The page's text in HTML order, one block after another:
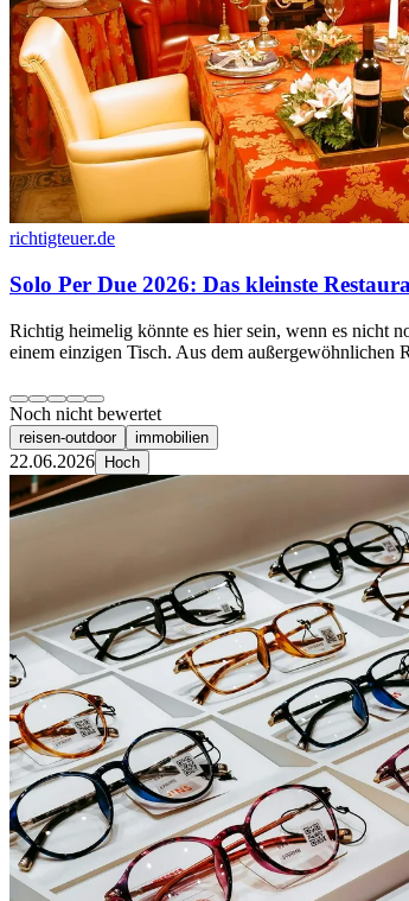
richtigteuer.de
Solo Per Due 2026: Das kleinste
Richtig heimelig könnte es hier sein, wenn es nicht
einem einzigen Tisch. Aus dem außergewöhnlichen
Noch nicht bewertet
reisen-outdoor immobilien
22.06.2026 Hoch